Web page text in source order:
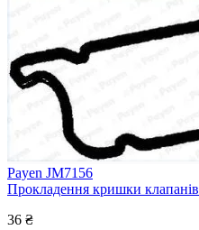
Payen JM7156
Прокладення кришки клапанів
36 ₴